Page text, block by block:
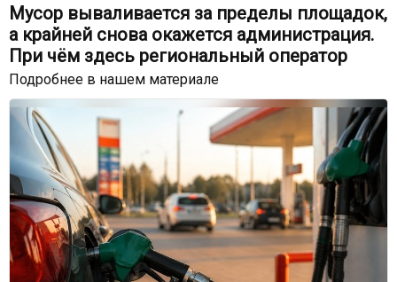
Мусор вываливается за пределы площадок,
а крайней снова окажется администрация.
При чём здесь региональный оператор
Подробнее в нашем материале